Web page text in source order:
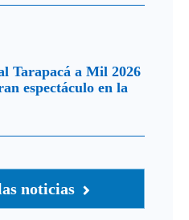
Tarapacá a Mil 2026
espectáculo en la
noticias